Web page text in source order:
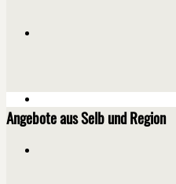
Angebote aus Selb und Region